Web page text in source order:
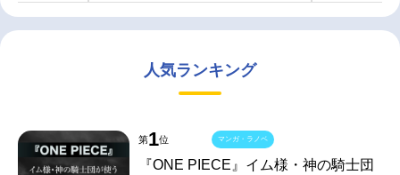
人気ランキング
第1位
『ONE PIECE』イム様・神の騎士団
マンガ・ラノベ